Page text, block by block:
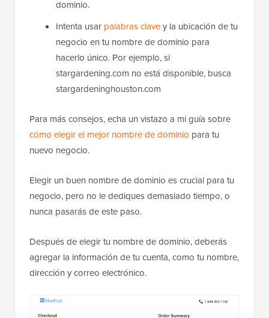
dominio.
Intenta usar palabras clavey la ubicación de tu
negocio en tu nombre de dominio para
hacerlo único. Por ejemplo, si
stargardening.com no está disponible, busca
stargardeninghouston.com
Para más consejos, echa un vistazo a mi guía sobre
cómo elegir el mejor nombre de dominio para tu
nuevo negocio.
Elegir un buen nombre de dominio es crucial para tu
negocio, pero no le dediques demasiado tiempo, o
nunca pasarás de este paso.
Después de elegir tu nombre de dominio, deberás
agregar la información de tu cuenta, como tu nombre,
dirección y correo electrónico.